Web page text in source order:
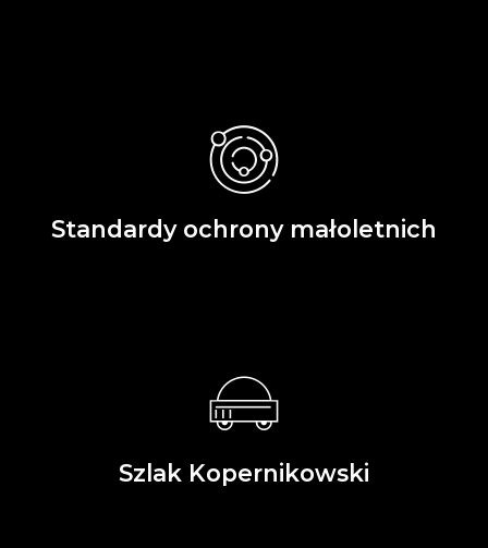
Standardy ochrony małoletnich
Szlak Kopernikowski